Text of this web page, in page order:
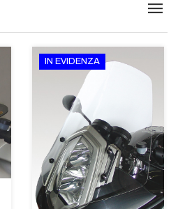
IN EVIDENZA